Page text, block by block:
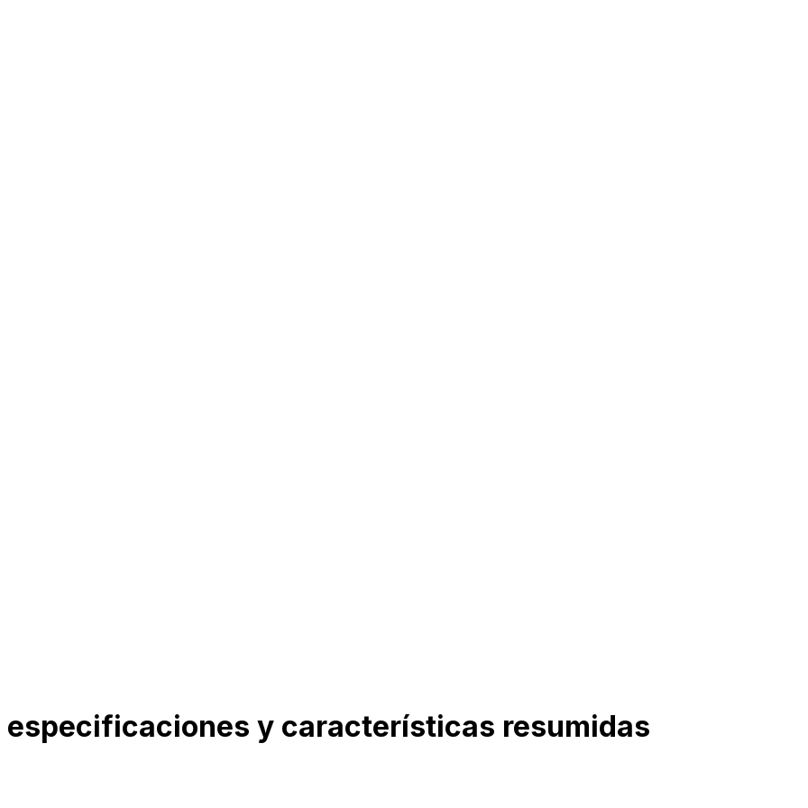
especificaciones y características resumidas